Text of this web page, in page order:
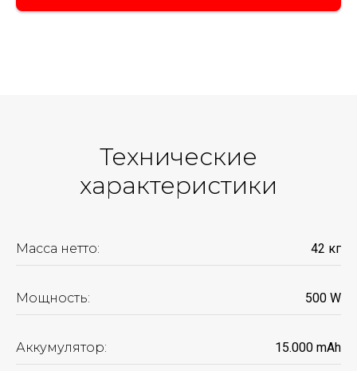
Технические
характеристики
Масса нетто: 42 кг
Мощность: 500 W
Аккумулятор: 15.000 mАh